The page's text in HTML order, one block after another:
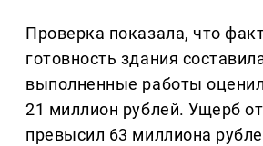
Проверка показала, что
готовность здания
выполненные работы
21 миллион рублей. Ущерб
превысил 63 миллиона